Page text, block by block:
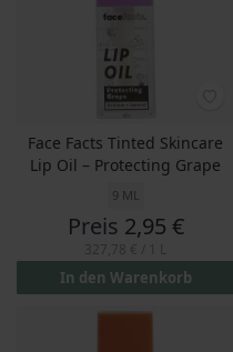
Face Facts Tinted Skincare
Lip Oil – Protecting Grape
9 ML
Preis 2,95 €
In den Warenkorb